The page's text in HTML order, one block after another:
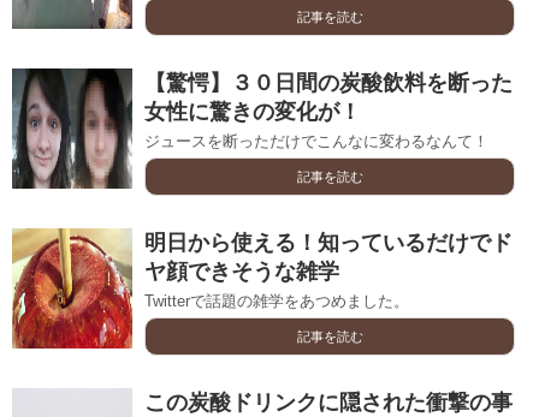
記事を読む
【驚愕】３０日間の炭酸飲料を断った
女性に驚きの変化が！
ジュースを断っただけでこんなに変わるなんて！
記事を読む
明日から使える！知っているだけでド
ヤ顔できそうな雑学
Twitterで話題の雑学をあつめました。
記事を読む
この炭酸ドリンクに隠された衝撃の事